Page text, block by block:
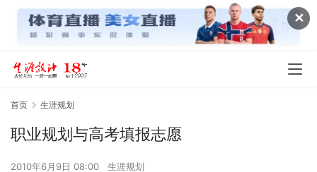
✕
首页 生涯规划
职业规划与高考填报志愿
2010年6月9日 08:00 生涯规划